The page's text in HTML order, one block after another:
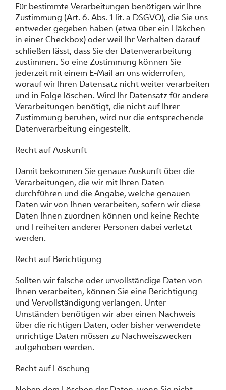
Für bestimmte Verarbeitungen benötigen wir Ihre
Zustimmung (Art. 6. Abs. 1 lit. a DSGVO), die Sie uns
entweder gegeben haben (etwa über ein Häkchen
in einer Checkbox) oder weil Ihr Verhalten darauf
schließen lässt, dass Sie der Datenverarbeitung
zustimmen. So eine Zustimmung können Sie
jederzeit mit einem E-Mail an uns widerrufen,
worauf wir Ihren Datensatz nicht weiter verarbeiten
und in Folge löschen. Wird Ihr Datensatz für andere
Verarbeitungen benötigt, die nicht auf Ihrer
Zustimmung beruhen, wird nur die entsprechende
Datenverarbeitung eingestellt.
Recht auf Auskunft
Damit bekommen Sie genaue Auskunft über die
Verarbeitungen, die wir mit Ihren Daten
durchführen und die Angabe, welche genauen
Daten wir von Ihnen verarbeiten, sofern wir diese
Daten Ihnen zuordnen können und keine Rechte
und Freiheiten anderer Personen dabei verletzt
werden.
Recht auf Berichtigung
Sollten wir falsche oder unvollständige Daten von
Ihnen verarbeiten, können Sie eine Berichtigung
und Vervollständigung verlangen. Unter
Umständen benötigen wir aber einen Nachweis
über die richtigen Daten, oder bisher verwendete
unrichtige Daten müssen zu Nachweiszwecken
aufgehoben werden.
Recht auf Löschung